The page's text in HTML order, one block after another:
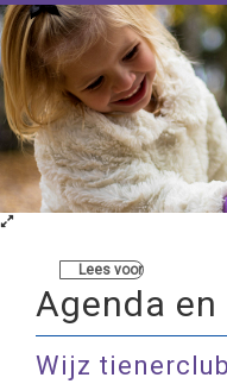
Lees voor
Agenda
Wijz tienerclub